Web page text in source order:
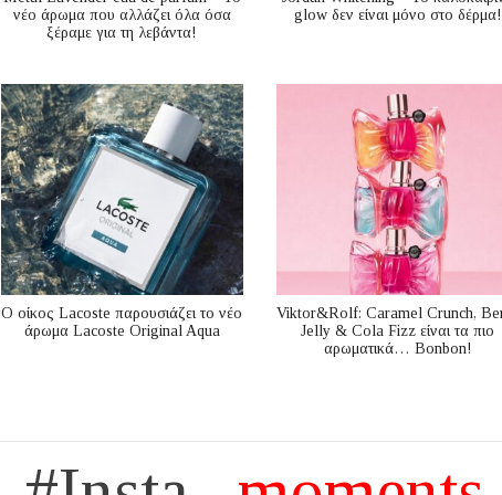
νέο άρωμα που αλλάζει όλα όσα
ξέραμε για τη λεβάντα!
glow δεν είναι μόνο στο δέρμα!
Ο οίκος Lacoste παρουσιάζει το νέο
άρωμα Lacoste Original Aqua
Viktor&Rolf: Caramel Crunch,
Jelly & Cola Fizz είναι τα πιο
αρωματικά… Bonbon!